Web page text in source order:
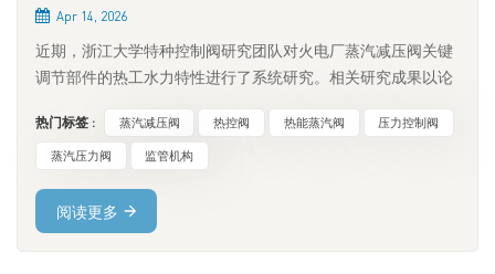
Apr 14, 2026
近期，浙江大学特种控制阀研究团队对火电厂蒸汽减压阀关键
调节部件的热工水力特性进行了系统研究。相关研究成果以论
测》的形式发表于《国际传热传质通讯》（中国科学院第二区
顶级期刊）。针对传统CFD数值模拟和实验研究方法在效率和
（POD）的降阶模型（ROM），实现了复杂流场的快速重构和
高效预测，在保证工程精度的前提下，显著提高了计算效
热门标签 : 蒸汽减压阀 热控阀 热能蒸汽阀
压力控制阀
蒸汽压力阀
监管机构
阅读更多